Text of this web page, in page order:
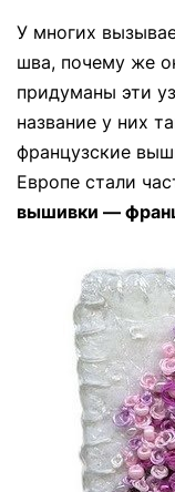
У многих
шва, почему же
придуманы эти
название у них
французские
Европе стали
вышивки —